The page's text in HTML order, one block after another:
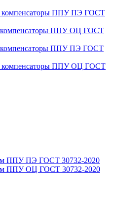
компенсаторы ППУ ПЭ ГОСТ
компенсаторы ППУ ОЦ ГОСТ
компенсаторы ППУ ПЭ ГОСТ
компенсаторы ППУ ОЦ ГОСТ
ППУ ПЭ ГОСТ 30732-2020
ППУ ОЦ ГОСТ 30732-2020